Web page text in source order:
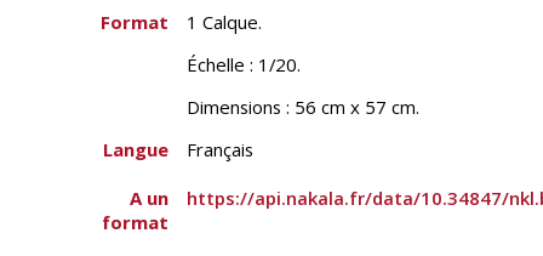
Format
1 Calque.
Échelle : 1/20.
Dimensions : 56 cm x 57 cm.
Langue
Français
A un
format
https://api.nakala.fr/data/10.34847/